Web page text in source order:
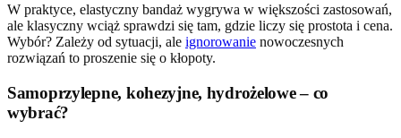
W praktyce, elastyczny bandaż wygrywa w większości zastosowań,
ale klasyczny wciąż sprawdzi się tam, gdzie liczy się prostota i cena.
Wybór? Zależy od sytuacji, ale ignorowanie nowoczesnych
rozwiązań to proszenie się o kłopoty.
Samoprzylepne, kohezyjne, hydrożelowe – co
wybrać?